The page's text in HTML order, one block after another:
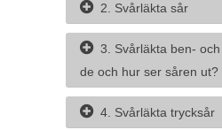
2. Svårläkta sår
3. Svårläkta ben-
de och hur ser såren ut?
4. Svårläkta trycksår